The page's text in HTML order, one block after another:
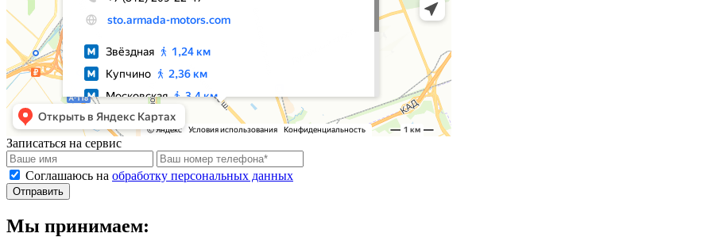
Записаться на сервис
Соглашаюсь на обработку персональных данных
Мы принимаем: